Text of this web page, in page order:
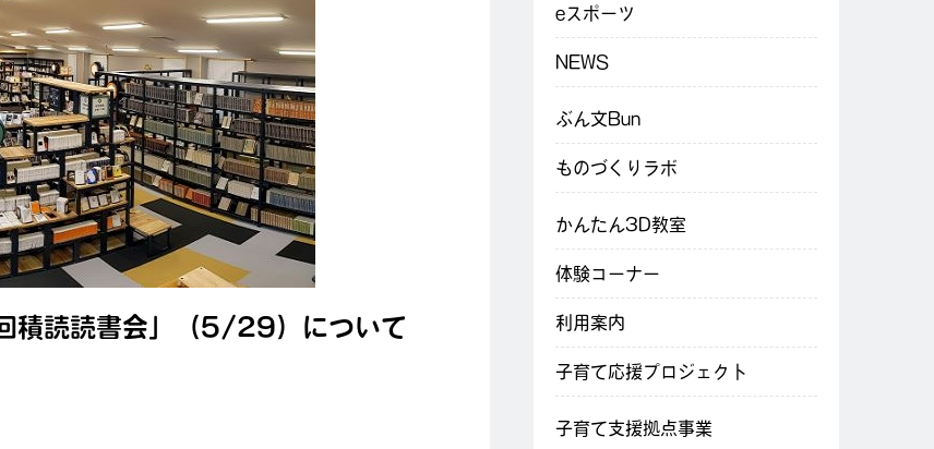
積読読書会」（5/29）について
eスポーツ
NEWS
ぶん文Bun
ものづくりラボ
かんたん3D教室
体験コーナー
利用案内
子育て応援プロジェクト
子育て支援拠点事業